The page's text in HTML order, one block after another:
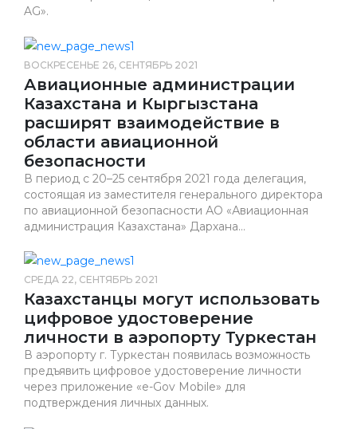
AG».
ВОСКРЕСЕНЬЕ 26, СЕНТЯБРЬ 2021
Авиационные администрации
Казахстана и Кыргызстана
расширят взаимодействие в
области авиационной
безопасности
В период с 20–25 сентября 2021 года делегация,
состоящая из заместителя генерального директора
по авиационной безопасности АО «Авиационная
администрация Казахстана» Дархана...
СРЕДА 22, СЕНТЯБРЬ 2021
Казахстанцы могут использовать
цифровое удостоверение
личности в аэропорту Туркестан
В аэропорту г. Туркестан появилась возможность
предъявить цифровое удостоверение личности
через приложение «e-Gov Mobile» для
подтверждения личных данных.